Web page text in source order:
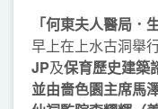
「何東夫人醫局．
早上在上水古洞舉
JP及保育歷史建築
並由嗇色園主席馬